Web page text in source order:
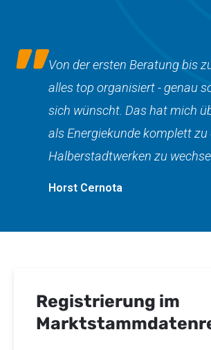
Von der ersten Beratung bis
alles top organisiert - genau
sich wünscht. Das hat mich
als Energiekunde komplett zu
Halberstadtwerken zu
Horst Cernota
Registrierung im